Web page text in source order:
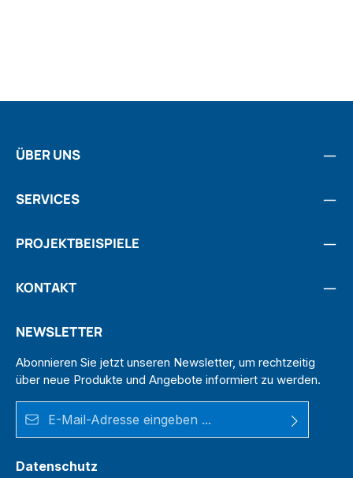
ÜBER UNS
SERVICES
PROJEKTBEISPIELE
KONTAKT
NEWSLETTER
Abonnieren Sie jetzt unseren Newsletter, um rechtzeitig
über neue Produkte und Angebote informiert zu werden.
Datenschutz